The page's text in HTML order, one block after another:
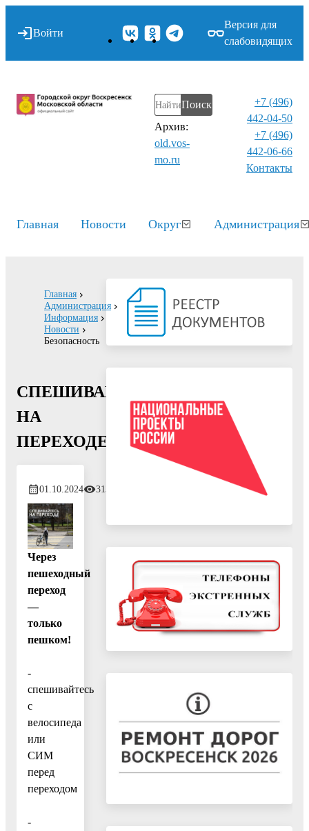
Войти
Версия для
слабовидящих
Поиск
Архив:
old.vos-
mo.ru
+7 (496)
442-04-50
+7 (496)
442-06-66
Контакты⁠
Главная Новости Округ Администрация
Главная
Администрация
Информация
Новости
Безопасность
СПЕШИВАЙТЕСЬ
НА
ПЕРЕХОДЕ
01.10.2024 313
Через
пешеходный
переход
—
только
пешком!
-
спешивайтесь
с
велосипеда
или
СИМ
перед
переходом
-